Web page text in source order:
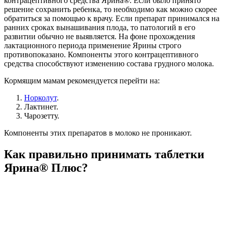
решение сохранить ребенка, то необходимо как можно скорее
обратиться за помощью к врачу. Если препарат принимался на
ранних сроках вынашивания плода, то патологий в его
развитии обычно не выявляется. На фоне прохождения
лактационного периода применение Ярины строго
противопоказано. Компоненты этого контрацептивного
средства способствуют изменению состава грудного молока.
Кормящим мамам рекомендуется перейти на:
Норколут.
Лактинет.
Чарозетту.
Компоненты этих препаратов в молоко не проникают.
Как правильно принимать таблетки
Ярина® Плюс?